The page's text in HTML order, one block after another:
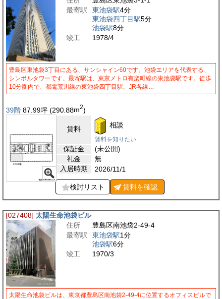
最寄駅
東池袋駅4分
東池袋四丁目駅5分
池袋駅8分
竣工
1978/4
豊島区東池袋3丁目にある、サンシャイン60です。池袋エリアを代表する、
シンボルタワーです。最寄駅は、東京メトロ有楽町線の東池袋駅です。徒歩
10分圏内で、都電荒川線の東池袋四丁目駅、JR各線…
39階 87.99坪 (290.88m2)
賃料 相談
賃料を知りたい
保証金
(未公開)
礼金
無
入居時期
2026/11/1
検討リスト 賃料を確認
[027408] 太陽生命池袋ビル
住所
豊島区南池袋2-49-4
最寄駅
東池袋駅1分
池袋駅6分
竣工
1970/3
太陽生命池袋ビルは、東京都豊島区南池袋2-49-4に位置するオフィスビルで